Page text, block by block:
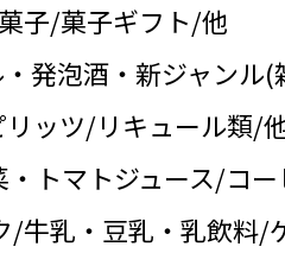
子/菓子ギフト/他
泡酒・新ジャンル(
ッツ/リキュール類/
トマトジュース/コー
/牛乳・豆乳・乳飲料/